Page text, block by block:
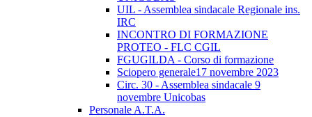
UIL - Assemblea sindacale Regionale ins.
IRC
INCONTRO DI FORMAZIONE
PROTEO - FLC CGIL
FGUGILDA - Corso di formazione
Sciopero generale17 novembre 2023
Circ. 30 - Assemblea sindacale 9
novembre Unicobas
Personale A.T.A.